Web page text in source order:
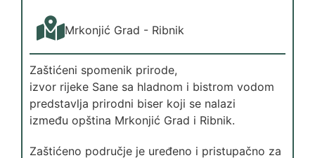
Mrkonjić Grad - Ribnik
Zaštićeni spomenik prirode,
izvor rijeke Sane sa hladnom i bistrom vodom
predstavlja prirodni biser koji se nalazi
između opština Mrkonjić Grad i Ribnik.
Zaštićeno područje je uređeno i pristupačno za